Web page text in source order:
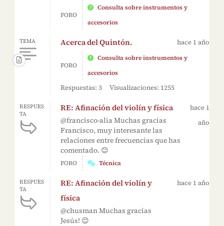
FORO
Consulta sobre instrumentos y
accesorios
TEMA Acerca del Quintón. hace 1 año
FORO
Consulta sobre instrumentos y
accesorios
Respuestas: 3 Visualizaciones: 1255
RESPUES
TA
RE: Afinación del violín y física
@francisco-alia Muchas gracias
Francisco, muy interesante las
relaciones entre frecuencias que has
comentado. 😊
hace 1
año
FORO Técnica
RESPUES
TA
RE: Afinación del violín y
física
@chusman Muchas gracias
Jesús! 😊
hace 1 año